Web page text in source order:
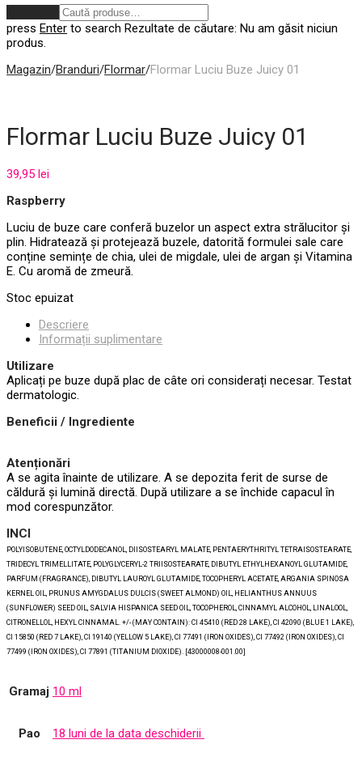
press Enter to search Rezultate de căutare: Nu am găsit niciun
produs.
Magazin/Branduri/Flormar/Flormar Luciu Buze Juicy 01
Flormar Luciu Buze Juicy 01
39,95 lei
Raspberry
Luciu de buze care conferă buzelor un aspect extra strălucitor și
plin. Hidratează și protejează buzele, datorită formulei sale care
conține semințe de chia, ulei de migdale, ulei de argan și Vitamina
E. Cu aromă de zmeură.
Stoc epuizat
Descriere
Informații suplimentare
Utilizare
Aplicați pe buze după plac de câte ori considerați necesar. Testat
dermatologic.
Beneficii / Ingrediente
Atenționări
A se agita înainte de utilizare. A se depozita ferit de surse de
căldură și lumină directă. După utilizare a se închide capacul în
mod corespunzător.
INCI
POLYISOBUTENE, OCTYLDODECANOL, DIISOSTEARYL MALATE, PENTAERYTHRITYL TETRAISOSTEARATE,
TRIDECYL TRIMELLITATE, POLYGLYCERYL-2 TRIISOSTEARATE, DIBUTYL ETHYLHEXANOYL GLUTAMIDE,
PARFUM (FRAGRANCE), DIBUTYL LAUROYL GLUTAMIDE, TOCOPHERYL ACETATE, ARGANIA SPINOSA
KERNEL OIL, PRUNUS AMYGDALUS DULCIS (SWEET ALMOND) OIL, HELIANTHUS ANNUUS
(SUNFLOWER) SEED OIL, SALVIA HISPANICA SEED OIL, TOCOPHEROL, CINNAMYL ALCOHOL, LINALOOL,
CITRONELLOL, HEXYL CINNAMAL. +/- (MAY CONTAIN): CI 45410 (RED 28 LAKE), CI 42090 (BLUE 1 LAKE),
CI 15850 (RED 7 LAKE), CI 19140 (YELLOW 5 LAKE), CI 77491 (IRON OXIDES), CI 77492 (IRON OXIDES), CI
77499 (IRON OXIDES), CI 77891 (TITANIUM DIOXIDE). [43000008-001.00]
Gramaj 10 ml
Pao 18 luni de la data deschiderii